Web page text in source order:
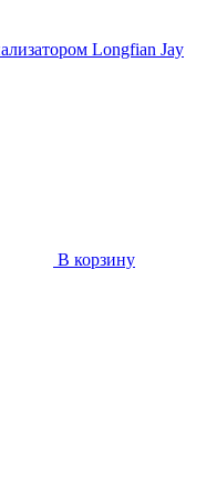
Longfian Jay
В корзину